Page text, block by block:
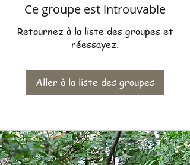
Ce groupe est introuvable
Retournez à la liste des groupes et
réessayez.
Aller à la liste des groupes